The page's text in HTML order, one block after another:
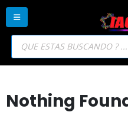
Búsqueda
productos
Nothing